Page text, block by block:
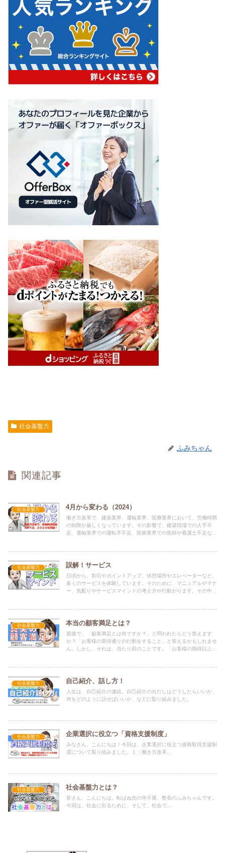
社会基盤力
ふみちゃん
関連記事
社会基盤力 4月から変わる（2024）
働き方改革で、建築業界、運輸業界、医療業界において、労働時間
の制限が厳しくなっています。その影響で、建築現場での人手不
足、運輸業界での運転手不足、医療業界での医師や看護士不足など
社会基盤力 誤解！サービス
日頃から、割引やポイントアップ、休憩場所やエレベーターなど、
多くのサービスを体験しています。そのために、マニュアルやマナ
ー、気配りやサービスマインドの考え方や行動がります。その中
社会基盤力 本当の顧客満足とは？
面接で、「顧客満足とは何ですか？」と問われたらどう答えます
か？「お客様の期待通りの行動をすること」と答えるかもしれませ
ん。しかし、それは、当たり前のことです。「お客様の期待以上の
社会基盤力 自己紹介、話し方！
人生は、自己紹介の連続。自己紹介の出だしはどうしたらいいか、
何をどのように話せばいいか、などに取り組みました。
社会基盤力 企業選択に役立つ「資格支援制度」
みなさん、こんにちは！今回は、企業選択に役立つ資格取得支援制
度について取り組みました。１：働き方改革...
社会基盤力 社会基盤力とは？
皆さん、こんにちは。転ばぬ先の寺子屋、塾長のふみちゃんです。
今回は、社会に出るために、そして、社会で...